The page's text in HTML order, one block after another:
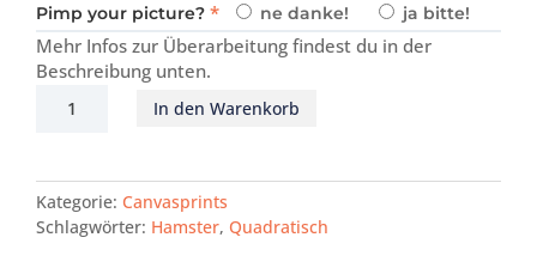
Pimp your picture? * ne danke! ja bitte!
Mehr Infos zur Überarbeitung findest du in der
Beschreibung unten.
Philippsi
In den Warenkorb
Kategorie: Canvasprints
Schlagwörter: Hamster, Quadratisch